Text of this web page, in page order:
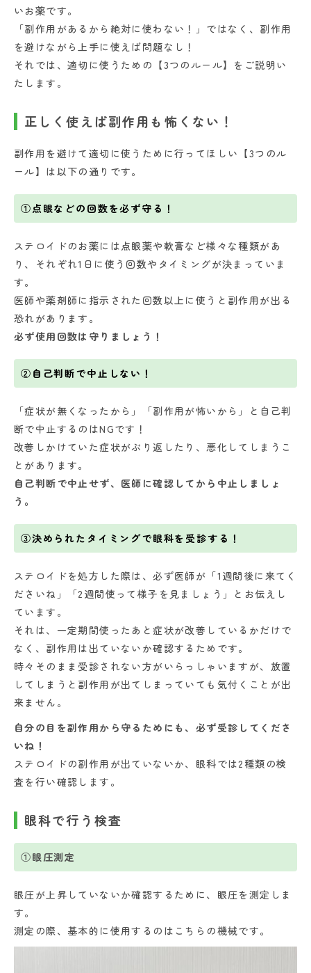
いお薬です。
「副作用があるから絶対に使わない！」ではなく、副作用
を避けながら上手に使えば問題なし！
それでは、適切に使うための【3つのルール】をご説明い
たします。
正しく使えば副作用も怖くない！
副作用を避けて適切に使うために行ってほしい【3つのル
ール】は以下の通りです。
①点眼などの回数を必ず守る！
ステロイドのお薬には点眼薬や軟膏など様々な種類があ
り、それぞれ1日に使う回数やタイミングが決まっていま
す。
医師や薬剤師に指示された回数以上に使うと副作用が出る
恐れがあります。
必ず使用回数は守りましょう！
②自己判断で中止しない！
「症状が無くなったから」「副作用が怖いから」と自己判
断で中止するのはNGです！
改善しかけていた症状がぶり返したり、悪化してしまうこ
とがあります。
自己判断で中止せず、医師に確認してから中止しましょ
う。
③決められたタイミングで眼科を受診する！
ステロイドを処方した際は、必ず医師が「1週間後に来てく
ださいね」「2週間使って様子を見ましょう」とお伝えし
ています。
それは、一定期間使ったあと症状が改善しているかだけで
なく、副作用は出ていないか確認するためです。
時々そのまま受診されない方がいらっしゃいますが、放置
してしまうと副作用が出てしまっていても気付くことが出
来ません。
自分の目を副作用から守るためにも、必ず受診してくださ
いね！
ステロイドの副作用が出ていないか、眼科では2種類の検
査を行い確認します。
眼科で行う検査
①眼圧測定
眼圧が上昇していないか確認するために、眼圧を測定しま
す。
測定の際、基本的に使用するのはこちらの機械です。